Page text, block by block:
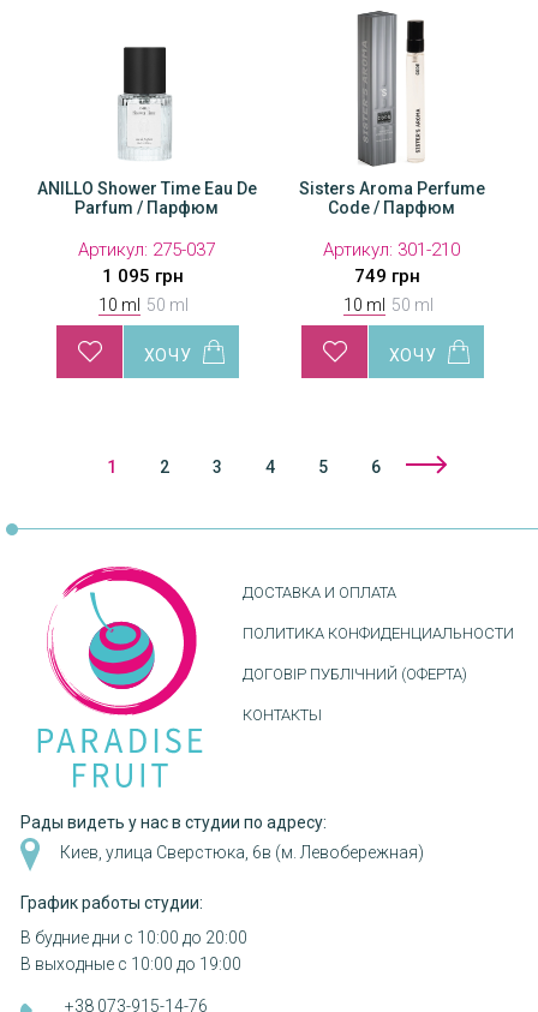
ANILLO Shower Time Eau De
Parfum / Парфюм
Артикул: 275-037
1 095 грн
ANILLO Shower Time Eau De
Parfum / Парфюм
Артикул:275-050
2 675 грн
10 ml 50 ml
Sisters Aroma Perfume
Code / Парфюм
Артикул:301-211
2 199 грн
Sisters Aroma Perfume
Code / Парфюм
Артикул: 301-210
749 грн
10 ml 50 ml
Нумерация
1 2 3 4 5 6
ДОСТАВКА И ОПЛАТА
ПОЛИТИКА КОНФИДЕНЦИАЛЬНОСТИ
ДОГОВІР ПУБЛІЧНИЙ (ОФЕРТА)
КОНТАКТЫ
Рады видеть у нас в студии по адресу:
Киев, улица Сверстюка, 6в (м. Левобережная)
График работы студии:
В будние дни с 10:00 до 20:00
В выходные с 10:00 до 19:00
+38 073-915-14-76